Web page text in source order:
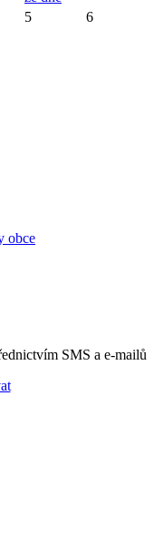
5 6
obce
SMS a e-mailů